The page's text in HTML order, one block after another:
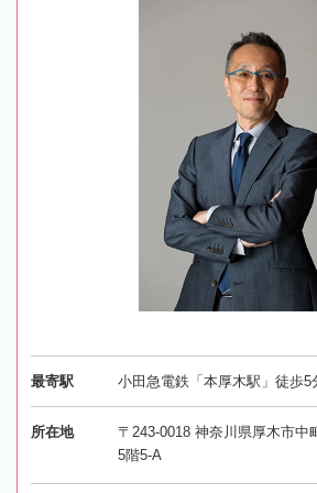
最寄駅 小田急電鉄「本厚木駅」徒歩5
所在地
〒243-0018 神奈川県厚木市中
5階5-A